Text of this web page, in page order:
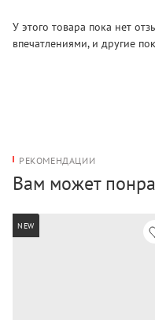
У этого товара пока нет
впечатлениями, и другие
РЕКОМЕНДАЦИИ
Вам может
NEW